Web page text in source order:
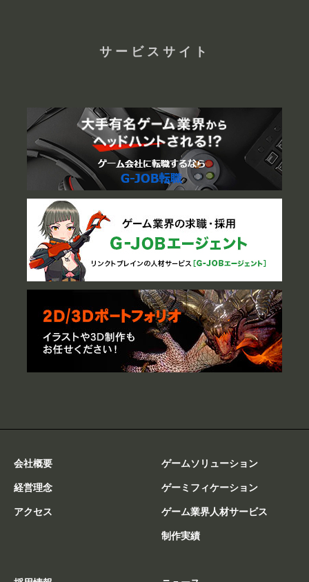
サービスサイト
会社概要
経営理念
アクセス
ゲームソリューション
ゲーミフィケーション
ゲーム業界人材サービス
制作実績